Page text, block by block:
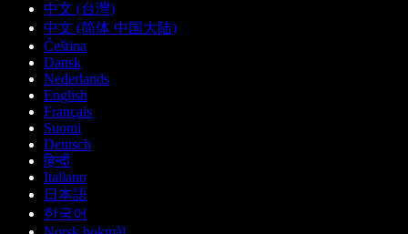
中文 (台灣)
中文 (简体 中国大陆)
Čeština
Dansk
Nederlands
English
Français
Suomi
Deutsch
हिन्दी
Italiano
日本語
한국어